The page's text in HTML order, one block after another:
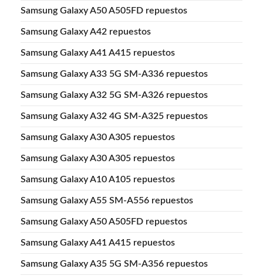
Samsung Galaxy A50 A505FD repuestos
Samsung Galaxy A42 repuestos
Samsung Galaxy A41 A415 repuestos
Samsung Galaxy A33 5G SM-A336 repuestos
Samsung Galaxy A32 5G SM-A326 repuestos
Samsung Galaxy A32 4G SM-A325 repuestos
Samsung Galaxy A30 A305 repuestos
Samsung Galaxy A30 A305 repuestos
Samsung Galaxy A10 A105 repuestos
Samsung Galaxy A55 SM-A556 repuestos
Samsung Galaxy A50 A505FD repuestos
Samsung Galaxy A41 A415 repuestos
Samsung Galaxy A35 5G SM-A356 repuestos